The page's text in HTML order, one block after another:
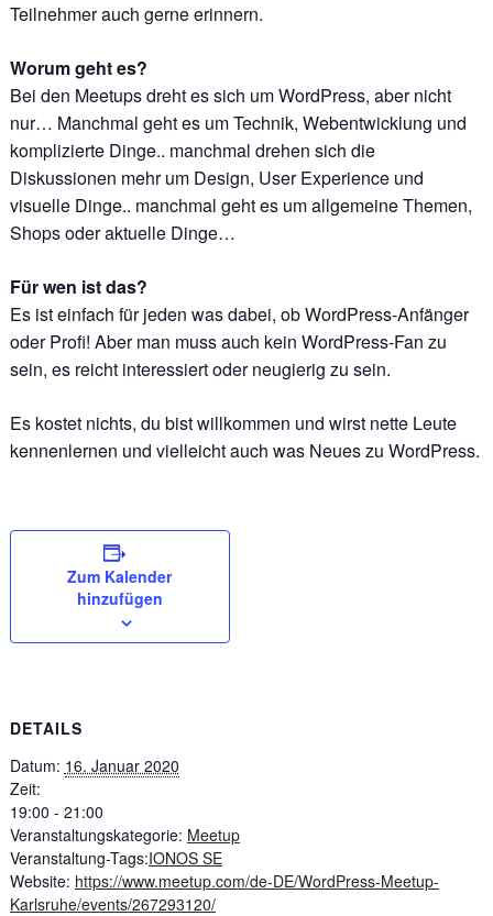
Teilnehmer auch gerne erinnern.
Worum geht es?
Bei den Meetups dreht es sich um WordPress, aber nicht
nur… Manchmal geht es um Technik, Webentwicklung und
komplizierte Dinge.. manchmal drehen sich die
Diskussionen mehr um Design, User Experience und
visuelle Dinge.. manchmal geht es um allgemeine Themen,
Shops oder aktuelle Dinge…
Für wen ist das?
Es ist einfach für jeden was dabei, ob WordPress-Anfänger
oder Profi! Aber man muss auch kein WordPress-Fan zu
sein, es reicht interessiert oder neugierig zu sein.
Es kostet nichts, du bist willkommen und wirst nette Leute
kennenlernen und vielleicht auch was Neues zu WordPress.
Zum Kalender
hinzufügen
DETAILS
Datum: 16. Januar 2020
Zeit:
19:00 - 21:00
Veranstaltungskategorie: Meetup
Veranstaltung-Tags:IONOS SE
Website: https://www.meetup.com/de-DE/WordPress-Meetup-
Karlsruhe/events/267293120/